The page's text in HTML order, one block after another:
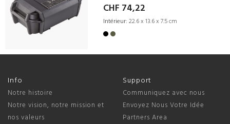
CHF 74,22
Intérieur: 22.6 x 13.6 x 7.5 cm
Info
Notre histoire
Notre vision, notre mission et
nos valeurs
Support
Communiquez avec nous
Envoyez Nous Votre Idée
Partners Area